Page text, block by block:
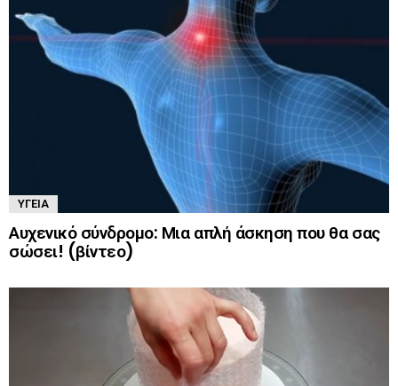
ΥΓΕΊΑ
Αυχενικό σύνδρομο: Μια απλή άσκηση που θα σας
σώσει! (βίντεο)